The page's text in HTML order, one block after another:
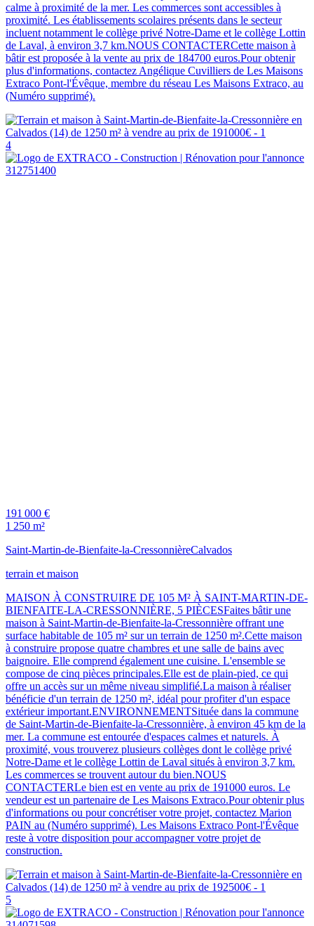
calme à proximité de la mer. Les commerces sont accessibles à
proximité. Les établissements scolaires présents dans le secteur
incluent notamment le collège privé Notre-Dame et le collège Lottin
de Laval, à environ 3,7 km.NOUS CONTACTERCette maison à
bâtir est proposée à la vente au prix de 184700 euros.Pour obtenir
plus d'informations, contactez Angélique Cuvilliers de Les Maisons
Extraco Pont-l'Évêque, membre du réseau Les Maisons Extraco, au
(Numéro supprimé).
4
191 000 €
1 250 m²
Saint-Martin-de-Bienfaite-la-CressonnièreCalvados
terrain et maison
MAISON À CONSTRUIRE DE 105 M² À SAINT-MARTIN-DE-
BIENFAITE-LA-CRESSONNIÈRE, 5 PIÈCESFaites bâtir une
maison à Saint-Martin-de-Bienfaite-la-Cressonnière offrant une
surface habitable de 105 m² sur un terrain de 1250 m².Cette maison
à construire propose quatre chambres et une salle de bains avec
baignoire. Elle comprend également une cuisine. L'ensemble se
compose de cinq pièces principales.Elle est de plain-pied, ce qui
offre un accès sur un même niveau simplifié.La maison à réaliser
bénéficie d'un terrain de 1250 m², idéal pour profiter d'un espace
extérieur important.ENVIRONNEMENTSituée dans la commune
de Saint-Martin-de-Bienfaite-la-Cressonnière, à environ 45 km de la
mer. La commune est entourée d'espaces calmes et naturels. À
proximité, vous trouverez plusieurs collèges dont le collège privé
Notre-Dame et le collège Lottin de Laval situés à environ 3,7 km.
Les commerces se trouvent autour du bien.NOUS
CONTACTERLe bien est en vente au prix de 191000 euros. Le
vendeur est un partenaire de Les Maisons Extraco.Pour obtenir plus
d'informations ou pour concrétiser votre projet, contactez Marion
PAIN au (Numéro supprimé). Les Maisons Extraco Pont-l'Évêque
reste à votre disposition pour accompagner votre projet de
construction.
5